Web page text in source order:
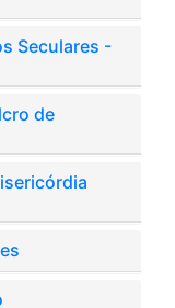
Seculares -
de